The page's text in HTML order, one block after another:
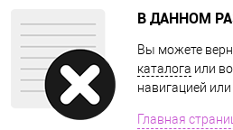
В ДАННОМ
Вы можете
каталога или
навигацией
Главная